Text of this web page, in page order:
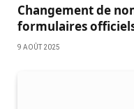
Changement de
formulaires
9 AOÛT 2025